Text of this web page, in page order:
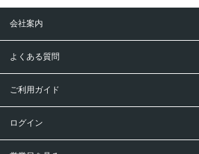
会社案内
よくある質問
ご利用ガイド
ログイン